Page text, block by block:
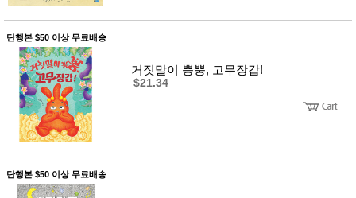
생
활
세탁세
제
일상 돋
보기
침구용
품
생활/욕
실/청소
용품
WALL
DECO
Pet
Supplies
공연/행
단행본 $50 이상 무료배송
거짓말이 뿡뿡, 고무장갑!
$21.34
단행본 $50 이상 무료배송